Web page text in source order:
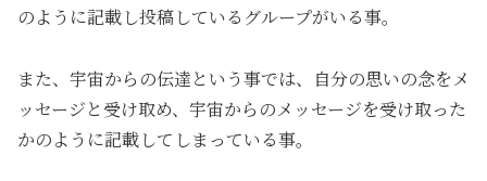
のように記載し投稿しているグループがいる事。
また、宇宙からの伝達という事では、自分の思いの念をメ
ッセージと受け取め、宇宙からのメッセージを受け取った
かのように記載してしまっている事。